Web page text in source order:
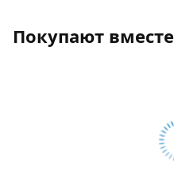
Покупают вместе